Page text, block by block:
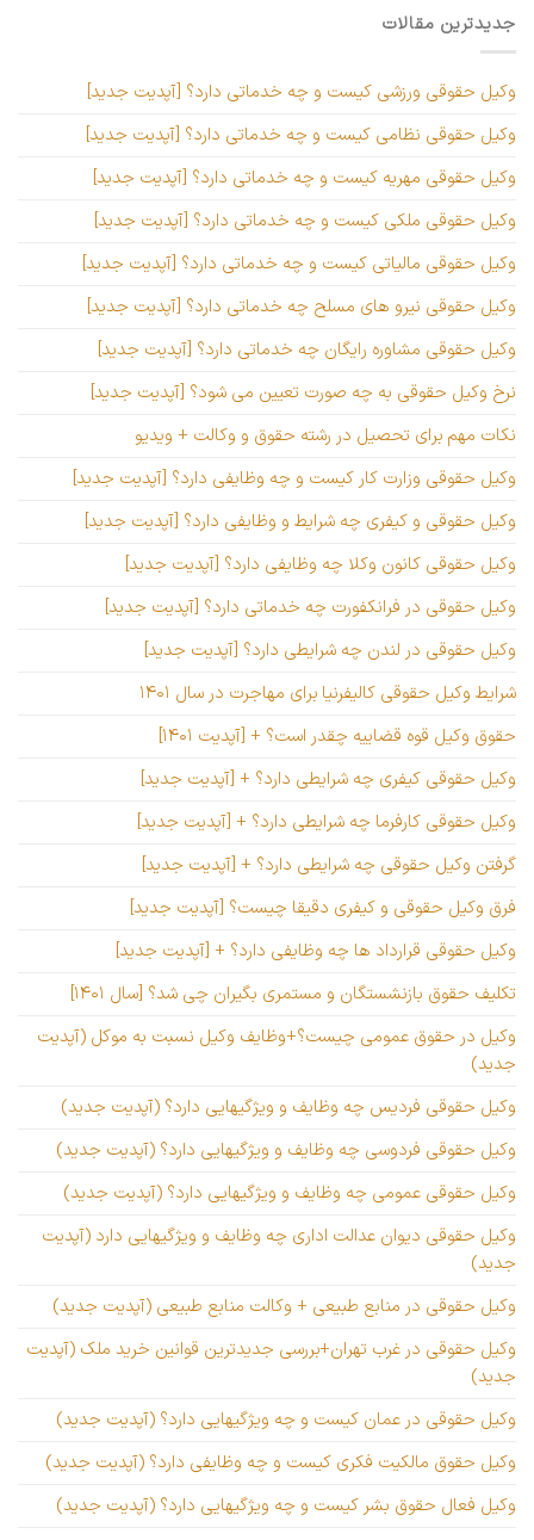
جدیدترین مقالات
وکیل حقوقی ورزشی کیست و چه خدماتی دارد؟ [آپدیت جدید]
وکیل حقوقی نظامی کیست و چه خدماتی دارد؟ [آپدیت جدید]
وکیل حقوقی مهریه کیست و چه خدماتی دارد؟ [آپدیت جدید]
وکیل حقوقی ملکی کیست و چه خدماتی دارد؟ [آپدیت جدید]
وکیل حقوقی مالیاتی کیست و چه خدماتی دارد؟ [آپدیت جدید]
وکیل حقوقی نیرو های مسلح چه خدماتی دارد؟ [آپدیت جدید]
وکیل حقوقی مشاوره رایگان چه خدماتی دارد؟ [آپدیت جدید]
نرخ وکیل حقوقی به چه صورت تعیین می شود؟ [آپدیت جدید]
نکات مهم برای تحصیل در رشته حقوق و وکالت + ویدیو
وکیل حقوقی وزارت کار کیست و چه وظایفی دارد؟ [آپدیت جدید]
وکیل حقوقی و کیفری چه شرایط و وظایفی دارد؟ [آپدیت جدید]
وکیل حقوقی کانون وکلا چه وظایفی دارد؟ [آپدیت جدید]
وکیل حقوقی در فرانکفورت چه خدماتی دارد؟ [آپدیت جدید]
وکیل حقوقی در لندن چه شرایطی دارد؟ [آپدیت جدید]
شرایط وکیل حقوقی کالیفرنیا برای مهاجرت در سال ۱۴۰۱
حقوق وکیل قوه قضاییه چقدر است؟ + [آپدیت ۱۴۰۱]
وکیل حقوقی کیفری چه شرایطی دارد؟ + [آپدیت جدید]
وکیل حقوقی کارفرما چه شرایطی دارد؟ + [آپدیت جدید]
گرفتن وکیل حقوقی چه شرایطی دارد؟ + [آپدیت جدید]
فرق وکیل حقوقی و کیفری دقیقا چیست؟ [آپدیت جدید]
وکیل حقوقی قرارداد ها چه وظایفی دارد؟ + [آپدیت جدید]
تکلیف حقوق بازنشستگان و مستمری بگیران چی شد؟ [سال ۱۴۰۱]
وکیل در حقوق عمومی چیست؟+وظایف وکیل نسبت به موکل (آپدیت
جدید)
وکیل حقوقی فردیس چه وظایف و ویژگیهایی دارد؟ (آپدیت جدید)
وکیل حقوقی فردوسی چه وظایف و ویژگیهایی دارد؟ (آپدیت جدید)
وکیل حقوقی عمومی چه وظایف و ویژگیهایی دارد؟ (آپدیت جدید)
وکیل حقوقی دیوان عدالت اداری چه وظایف و ویژگیهایی دارد (آپدیت
جدید)
وکیل حقوقی در منابع طبیعی + وکالت منابع طبیعی (آپدیت جدید)
وکیل حقوقی در غرب تهران+بررسی جدیدترین قوانین خرید ملک (آپدیت
جدید)
وکیل حقوقی در عمان کیست و چه ویژگیهایی دارد؟ (آپدیت جدید)
وکیل حقوق مالکیت فکری کیست و چه وظایفی دارد؟ (آپدیت جدید)
وکیل فعال حقوق بشر کیست و چه ویژگیهایی دارد؟ (آپدیت جدید)